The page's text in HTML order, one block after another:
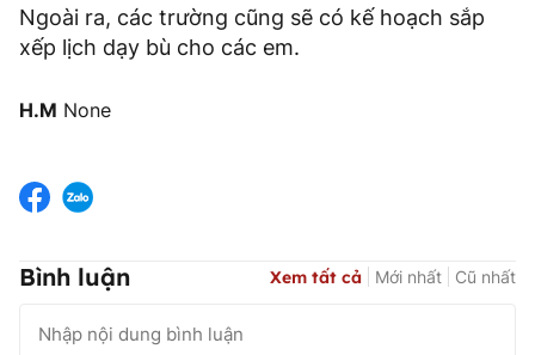
Ngoài ra, các trường cũng sẽ có kế hoạch sắp
xếp lịch dạy bù cho các em.
H.M None
Bình luận Xem tất cả Mới nhất Cũ nhất